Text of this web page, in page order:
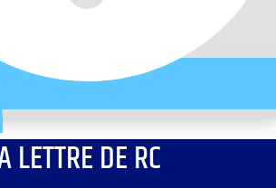
LETTRE DE RC